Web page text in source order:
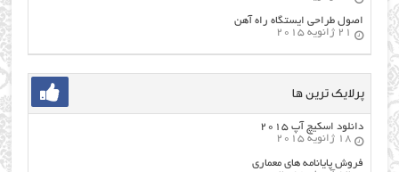
اصول طراحي ایستگاه راه آهن
21 ژانویه 2015
پرلایک ترین ها
دانلود اسکیچ آپ ۲۰۱۵
18 ژانویه 2015
فروش پایانامه های معماری